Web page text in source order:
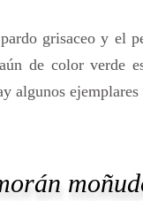
grisaceo y el
de color verde
algunos